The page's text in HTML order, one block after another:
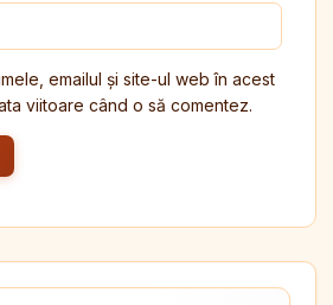
emailul și site-ul web în acest
viitoare când o să comentez.